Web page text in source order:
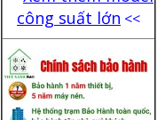
công suất lớn <<